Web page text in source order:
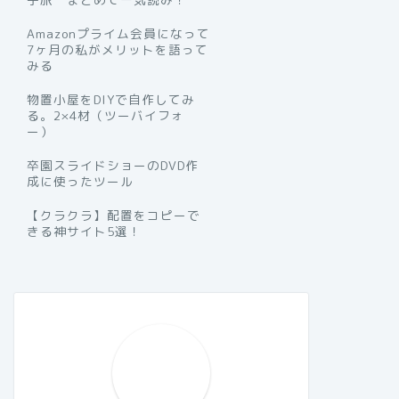
Amazonプライム会員になって
7ヶ月の私がメリットを語って
みる
物置小屋をDIYで自作してみ
る。2×4材（ツーバイフォ
ー）
卒園スライドショーのDVD作
成に使ったツール
【クラクラ】配置をコピーで
きる神サイト5選！